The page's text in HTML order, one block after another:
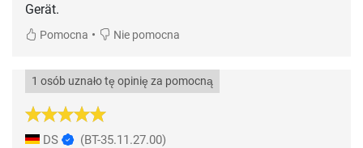
Gerät.
Pomocna • Nie pomocna
1 osób uznało tę opinię za pomocną
DS (BT-35.11.27.00)